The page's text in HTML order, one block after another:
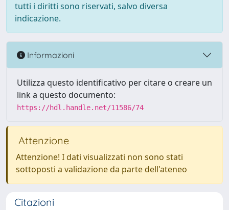
tutti i diritti sono riservati, salvo diversa
indicazione.
Informazioni
Utilizza questo identificativo per citare o creare un
link a questo documento:
https://hdl.handle.net/11586/74
Attenzione
Attenzione! I dati visualizzati non sono stati
sottoposti a validazione da parte dell'ateneo
Citazioni